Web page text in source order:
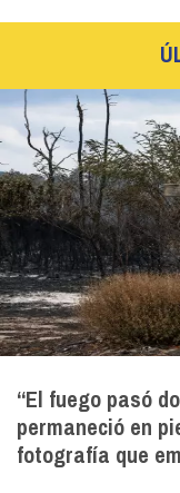
“El fuego pasó
permaneció en
fotografía que